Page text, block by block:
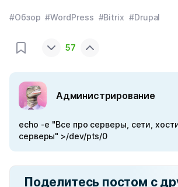
#Обзор #WordPress #Bitrix #Drupal
57
Администрирование
echo -e "Все про серверы, сети,
серверы" >/dev/pts/0
Поделитесь постом с